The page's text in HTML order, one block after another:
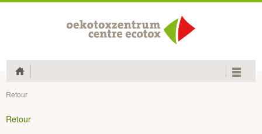
Home
Retour
Retour